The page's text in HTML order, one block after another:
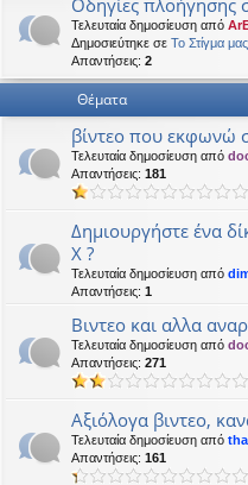
εις
Οδηγίες πλοήγησης
Τελευταία δημοσίευση από
Δημοσιεύτηκε σε Το Στίγμα
Απαντήσεις: 2
Θέματα
βίντεο που εκφωνώ
Τελευταία δημοσίευση από
Απαντήσεις: 181
Δημιουργήστε ένα
X ?
Τελευταία δημοσίευση από
Απαντήσεις: 1
Βιντεο και αλλα
Τελευταία δημοσίευση από
Απαντήσεις: 271
Αξιόλογα βιντεο,
Τελευταία δημοσίευση από
Απαντήσεις: 161